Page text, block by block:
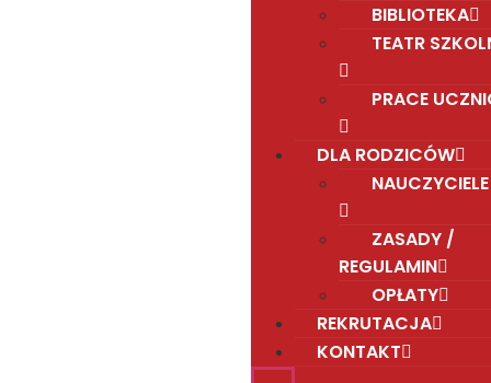
BIBLIOTEKA
TEATR
PRACE
DLA RODZICÓW
NAUCZYCIELE
ZASADY /
REGULAMIN
OPŁATY
REKRUTACJA
KONTAKT